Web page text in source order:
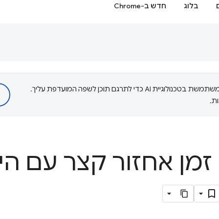
בלוג חדש ב-Chrome
‫Google משתמשת בטכנולוגיית AI כדי לתרגם תוכן לשפה המועדפת עליך.
זמן אחזור קצר עם